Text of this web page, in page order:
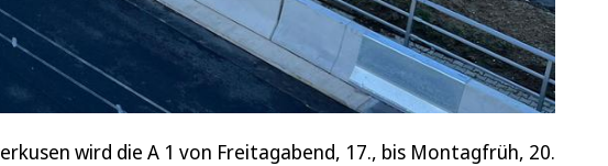
wird die A 1 von Freitagabend, 17., bis Montagfrüh, 20.